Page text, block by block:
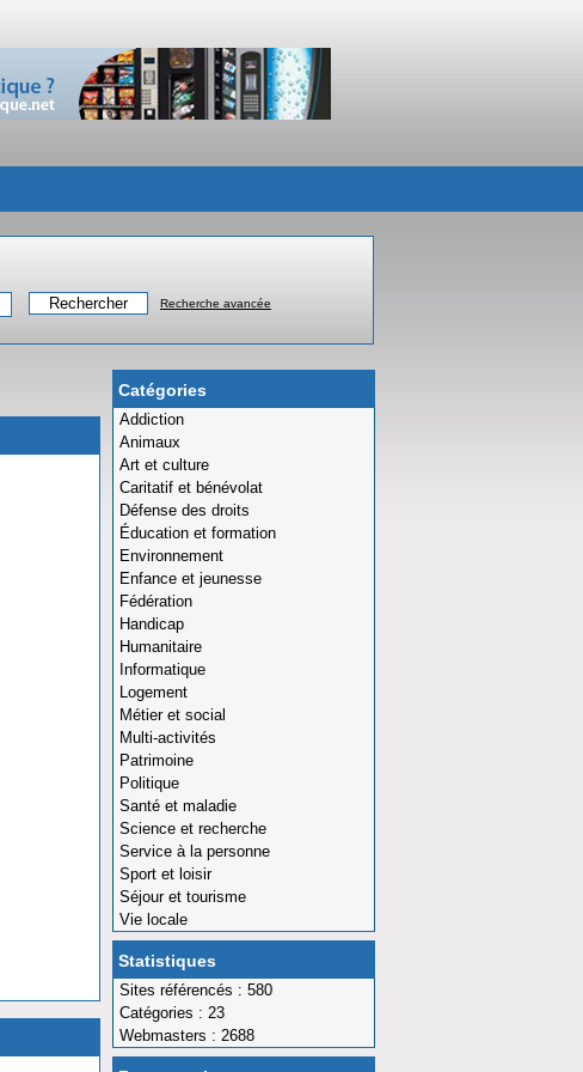
Recherche avancée
Catégories
Addiction
Animaux
Art et culture
Caritatif et bénévolat
Défense des droits
Éducation et formation
Environnement
Enfance et jeunesse
Fédération
Handicap
Humanitaire
Informatique
Logement
Métier et social
Multi-activités
Patrimoine
Politique
Santé et maladie
Science et recherche
Service à la personne
Sport et loisir
Séjour et tourisme
Vie locale
Statistiques
Sites référencés : 580
Catégories : 23
Webmasters : 2688